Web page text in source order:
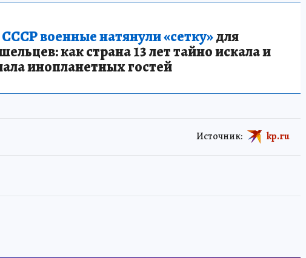
военные натянули «сетку»для
как страна 13 лет тайно искала и
инопланетных гостей
Источник: kp.ru